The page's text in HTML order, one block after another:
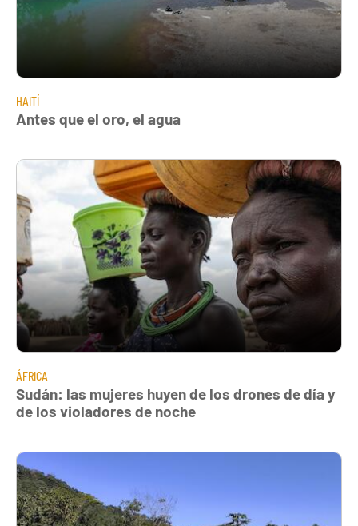
HAITÍ
Antes que el oro, el agua
ÁFRICA
Sudán: las mujeres huyen de los drones de día y
de los violadores de noche